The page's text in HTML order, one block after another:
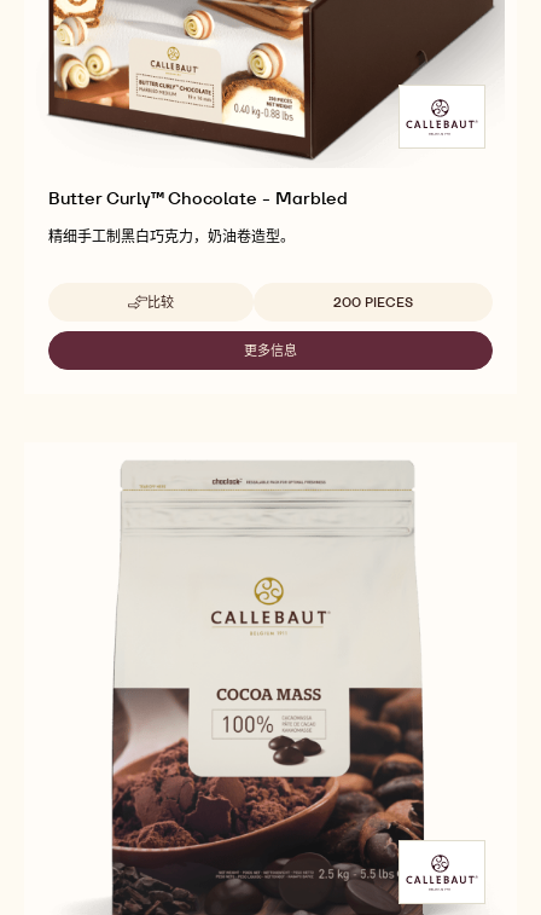
Butter Curly™ Chocolate - Marbled
精细手工制黑白巧克力，奶油卷造型。
比较
-
BUTTER
CHOCOLATE
Beschikbare maten
200 PIECES
更多信息
-